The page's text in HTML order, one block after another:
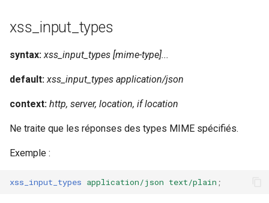
newrelic
nsq
ntlm
openidc
xss_input_types
syntax: xss_input_types [mime-type]...
default: xss_input_types application/json
context: http, server, location, if location
Ne traite que les réponses des types MIME spécifiés.
Exemple :
xss_input_types application/json text/plain ;